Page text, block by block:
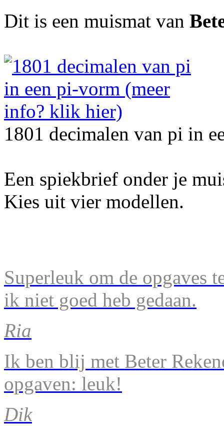
Dit is een muismat van
1801 decimalen van pi in
Een spiekbrief onder je
Kies uit vier modellen.
Superleuk om de opgaves
ik niet goed heb gedaan.
Ria
Ik ben blij met Beter
opgaven: leuk!
Dik